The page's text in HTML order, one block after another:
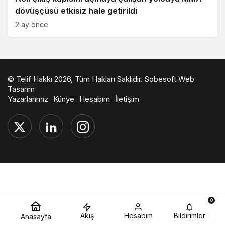
dövüşçüsü etkisiz hale getirildi
2 ay önce
© Telif Hakkı 2026, Tüm Hakları Saklıdır. Sobesoft Web
Tasarım
Yazarlarımız
Künye Hesabım İletişim
Anasayfa Akış Hesabım Bildirimler
0